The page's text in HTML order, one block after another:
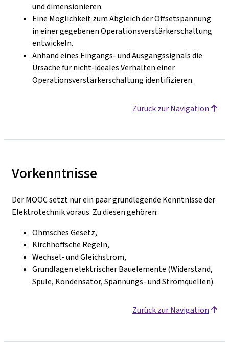
und dimensionieren.
Eine Möglichkeit zum Abgleich der Offsetspannung
in einer gegebenen Operationsverstärkerschaltung
entwickeln.
Anhand eines Eingangs- und Ausgangssignals die
Ursache für nicht-ideales Verhalten einer
Operationsverstärkerschaltung identifizieren.
Zurück zur Navigation
Vorkenntnisse
Der MOOC setzt nur ein paar grundlegende Kenntnisse der
Elektrotechnik voraus. Zu diesen gehören:
Ohmsches Gesetz,
Kirchhoffsche Regeln,
Wechsel- und Gleichstrom,
Grundlagen elektrischer Bauelemente (Widerstand,
Spule, Kondensator, Spannungs- und Stromquellen).
Zurück zur Navigation